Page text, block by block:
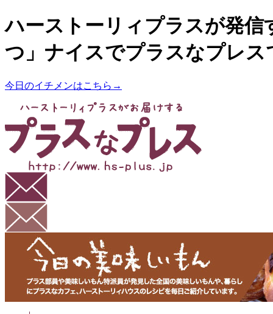
ハーストーリィプラスが発信
つ」ナイスでプラスなプレス
今日のイチメンはこちら→